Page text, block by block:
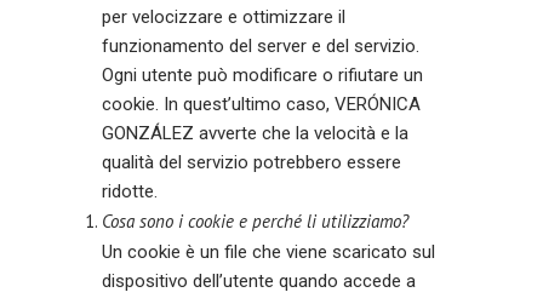
per velocizzare e ottimizzare il
funzionamento del server e del servizio.
Ogni utente può modificare o rifiutare un
cookie. In quest’ultimo caso, VERÓNICA
GONZÁLEZ avverte che la velocità e la
qualità del servizio potrebbero essere
ridotte.
Cosa sono i cookie e perché li utilizziamo?
Un cookie è un file che viene scaricato sul
dispositivo dell’utente quando accede a